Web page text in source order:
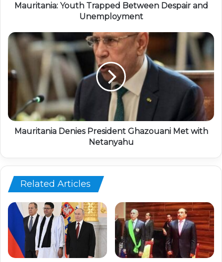
Mauritania: Youth Trapped Between Despair and
Unemployment
Mauritania Denies President Ghazouani Met with
Netanyahu
Related Articles